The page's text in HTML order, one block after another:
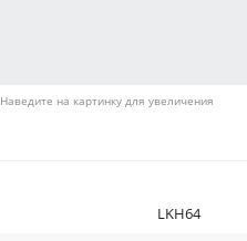
Наведите на картинку для увеличения
LKH64